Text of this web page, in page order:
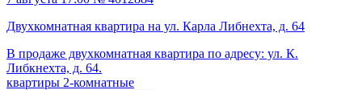
Двухкомнатная квартира на ул. Карла Либнехта, д. 64
В продаже двухкомнатная квартира по адресу: ул. К.
Либкнехта, д. 64.
квартиры 2-комнатные